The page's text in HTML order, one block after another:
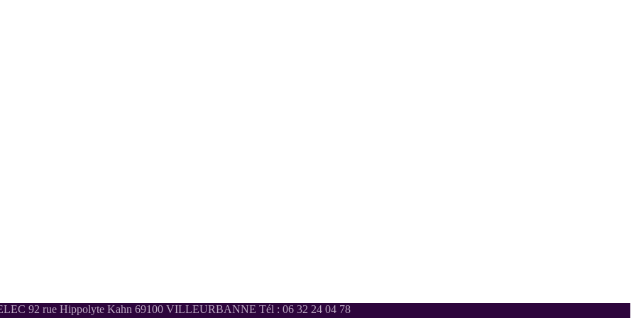
92 rue Hippolyte Kahn 69100 VILLEURBANNE Tél : 06 32 24 04 78